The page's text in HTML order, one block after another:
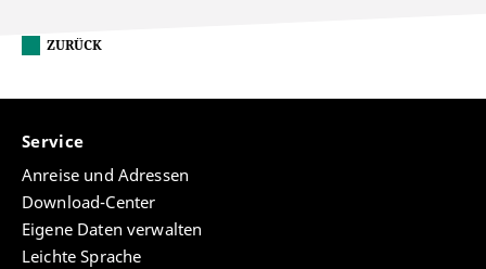
ZURÜCK
Service
Anreise und Adressen
Download-Center
Eigene Daten verwalten
Leichte Sprache